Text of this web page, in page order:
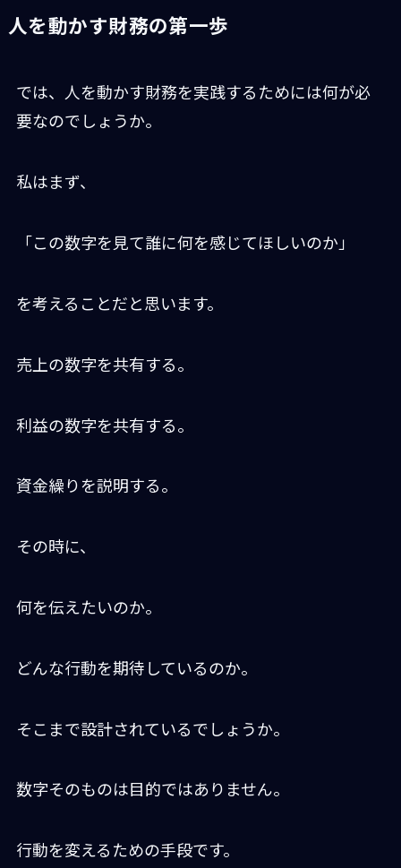
人を動かす財務の第一歩
では、人を動かす財務を実践するためには何が必
要なのでしょうか。
私はまず、
「この数字を見て誰に何を感じてほしいのか」
を考えることだと思います。
売上の数字を共有する。
利益の数字を共有する。
資金繰りを説明する。
その時に、
何を伝えたいのか。
どんな行動を期待しているのか。
そこまで設計されているでしょうか。
数字そのものは目的ではありません。
行動を変えるための手段です。